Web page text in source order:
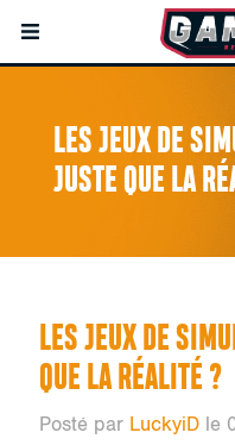
LES JEUX DE
JUSTE QUE LA
LES JEUX DE
QUE LA RÉALITÉ ?
Posté par LuckyiDle